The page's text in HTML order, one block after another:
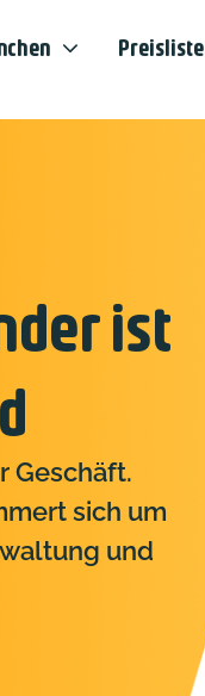
Preisliste
ist
Geschäft.
sich um
und